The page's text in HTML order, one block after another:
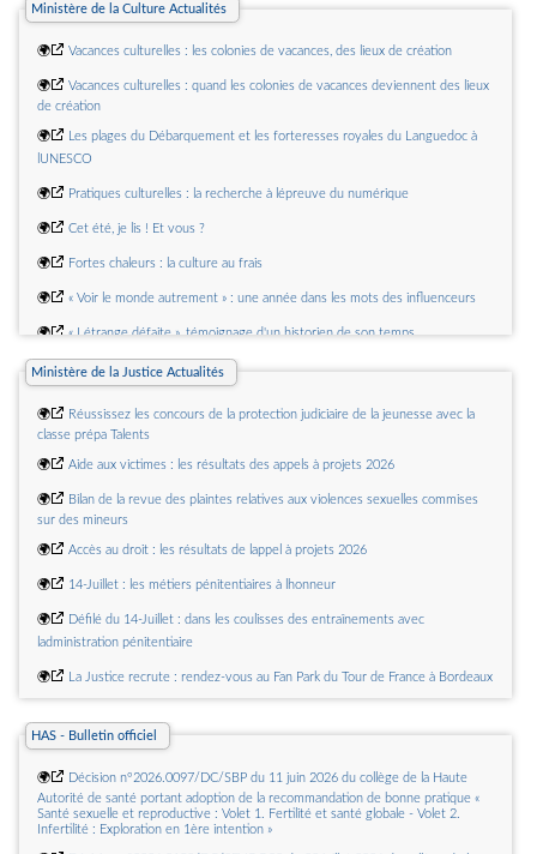
🌍 Hygiène de l'habitat et des locaux
🌍
10 mesures d'urgence pour le repérage et l'intervention précoce en santé
Ministère de la Culture Actualités
🌍 Vacances culturelles : les colonies de vacances, des lieux de création
🌍
Vacances culturelles : quand les colonies de vacances deviennent des lieux
de création
🌍
Les plages du Débarquement et les forteresses royales du Languedoc à
lUNESCO
🌍 Pratiques culturelles : la recherche à lépreuve du numérique
🌍 Cet été, je lis ! Et vous ?
🌍 Fortes chaleurs : la culture au frais
🌍 « Voir le monde autrement » : une année dans les mots des influenceurs
🌍 « Létrange défaite », témoignage d'un historien de son temps
🌍 Albert Camus : ce quil a pu et ce quil peut encore apporter au monde
Ministère de la Justice Actualités
🌍
Réussissez les concours de la protection judiciaire de la jeunesse avec la
classe prépa Talents
🌍 Aide aux victimes : les résultats des appels à projets 2026
🌍
Bilan de la revue des plaintes relatives aux violences sexuelles commises
sur des mineurs
🌍 Accès au droit : les résultats de lappel à projets 2026
🌍 14-Juillet : les métiers pénitentiaires à lhonneur
🌍
Défilé du 14-Juillet : dans les coulisses des entraînements avec
ladministration pénitentiaire
🌍 La Justice recrute : rendez-vous au Fan Park du Tour de France à Bordeaux
🌍 Choose Vendôme : lIA au service de la Justice
HAS - Bulletin officiel
🌍
Décision n°2026.0097/DC/SBP du 11 juin 2026 du collège de la Haute
Autorité de santé portant adoption de la recommandation de bonne pratique «
Santé sexuelle et reproductive : Volet 1. Fertilité et santé globale - Volet 2.
Infertilité : Exploration en 1ère intention »